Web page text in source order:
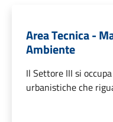
Area Tecnica -
Ambiente
Il Settore III si
urbanistiche che